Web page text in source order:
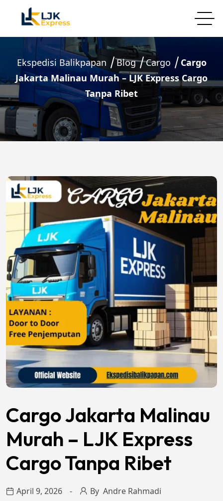
Ekspedisi Balikpapan Blog Cargo
Cargo
Jakarta Malinau Murah – LJK Express Cargo
Tanpa Ribet
Cargo Jakarta Malinau
Murah – LJK Express
Cargo Tanpa Ribet
April 9, 2026 By Andre Rahmadi